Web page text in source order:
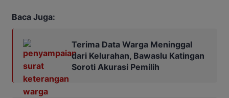
Baca Juga:
Terima Data Warga Meninggal
dari Kelurahan, Bawaslu Katingan
Soroti Akurasi Pemilih